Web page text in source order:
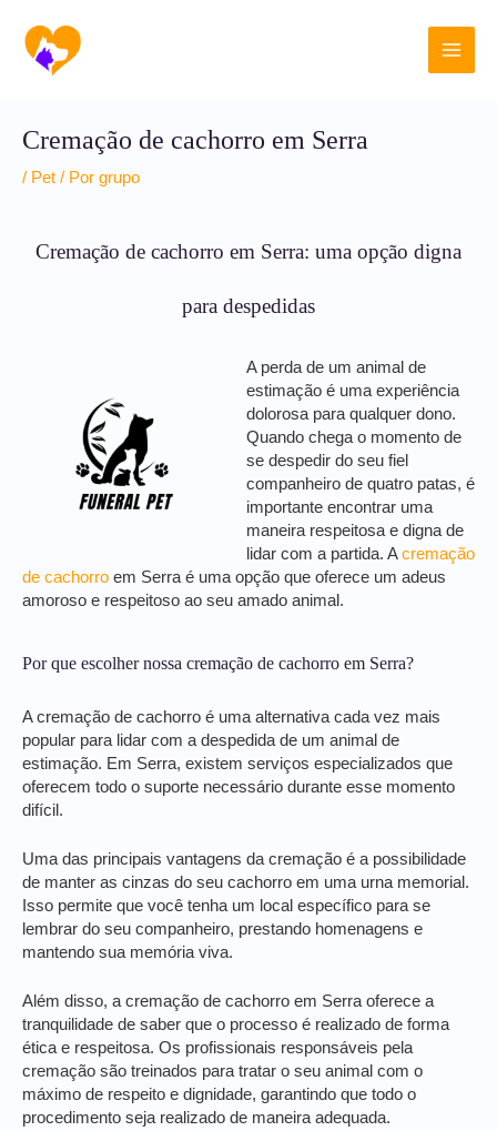
para
conteúdo
Main
Cremação de cachorro em Serra
/ Pet / Por grupo
Cremação de cachorro em Serra: uma opção digna
para despedidas
A perda de um animal de
estimação é uma experiência
dolorosa para qualquer dono.
Quando chega o momento de
se despedir do seu fiel
companheiro de quatro patas, é
importante encontrar uma
maneira respeitosa e digna de
lidar com a partida. Acremação
de cachorro em Serra é uma opção que oferece um adeus
amoroso e respeitoso ao seu amado animal.
Por que escolher nossa cremação de cachorro em Serra?
A cremação de cachorro é uma alternativa cada vez mais
popular para lidar com a despedida de um animal de
estimação. Em Serra, existem serviços especializados que
oferecem todo o suporte necessário durante esse momento
difícil.
Uma das principais vantagens da cremação é a possibilidade
de manter as cinzas do seu cachorro em uma urna memorial.
Isso permite que você tenha um local específico para se
lembrar do seu companheiro, prestando homenagens e
mantendo sua memória viva.
Além disso, a cremação de cachorro em Serra oferece a
tranquilidade de saber que o processo é realizado de forma
ética e respeitosa. Os profissionais responsáveis pela
cremação são treinados para tratar o seu animal com o
máximo de respeito e dignidade, garantindo que todo o
procedimento seja realizado de maneira adequada.